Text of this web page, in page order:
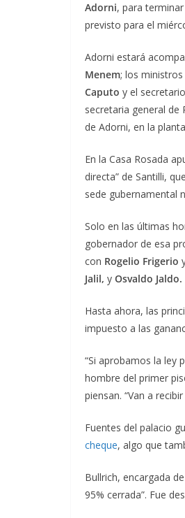
Adorni, para
previsto para el
Adorni estará
Menem; los
Caputo y el
secretaria general de
de Adorni, en la
En la Casa Rosada
directa” de Santilli,
sede gubernamental
Solo en las últimas
gobernador de esa
con Rogelio Frigerio
Jalil, y Osvaldo Jaldo.
Hasta ahora, las
impuesto a las
“Si aprobamos la ley
hombre del primer
piensan. “Van a
Fuentes del palacio
cheque, algo que
Bullrich, encargada
95% cerrada”. Fue